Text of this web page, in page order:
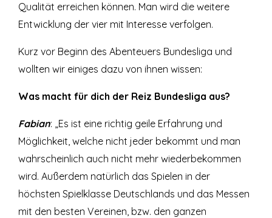
Qualität erreichen können. Man wird die weitere
Entwicklung der vier mit Interesse verfolgen.
Kurz vor Beginn des Abenteuers Bundesliga und
wollten wir einiges dazu von ihnen wissen:
Was macht für dich der Reiz Bundesliga aus?
Fabian: „Es ist eine richtig geile Erfahrung und
Möglichkeit, welche nicht jeder bekommt und man
wahrscheinlich auch nicht mehr wiederbekommen
wird. Außerdem natürlich das Spielen in der
höchsten Spielklasse Deutschlands und das Messen
mit den besten Vereinen, bzw. den ganzen